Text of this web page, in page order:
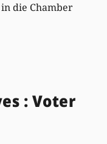
die Chamber
: Voter